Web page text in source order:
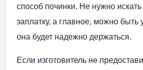
способ починки. Не нужно
заплатку, а главное, можно быть
она будет надежно держаться.
Если изготовитель не